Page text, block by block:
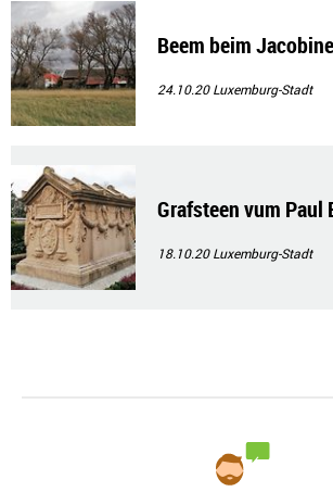
Beem beim
24.10.20Luxemburg-Stadt
Grafsteen vum Paul
18.10.20Luxemburg-Stadt